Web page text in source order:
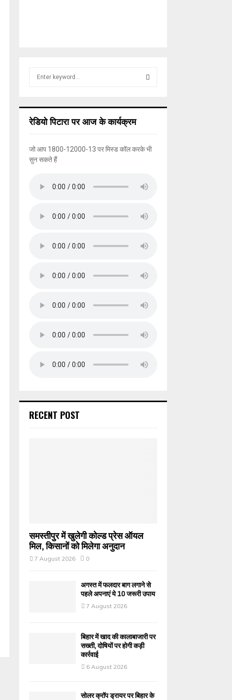
h
रेडियो पिटारा पर आज के कार्यक्रम
जो आप 1800-12000-13 पर मिस्ड कॉल करके भी
सुन सकते हैं
RECENT POST
समस्तीपुर में खुलेगी कोल्ड प्रेस ऑयल
मिल, किसानों को मिलेगा अनुदान
7 August 2026 0
अगस्त में फलदार बाग लगाने से
पहले अपनाएं ये 10 जरूरी उपाय
7 August 2026
बिहार में खाद की कालाबाजारी पर
सख्ती, दोषियों पर होगी कड़ी
कार्रवाई
6 August 2026
सोलर क्रॉप ड्रायर पर बिहार के